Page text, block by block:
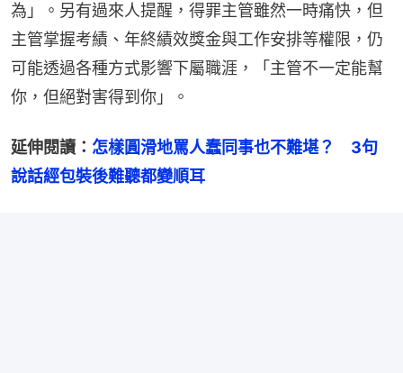
為」。另有過來人提醒，得罪主管雖然一時痛快，但
主管掌握考績、年終績效獎金與工作安排等權限，仍
可能透過各種方式影響下屬職涯，「主管不一定能幫
你，但絕對害得到你」。
延伸閱讀： 怎樣圓滑地罵人蠢同事也不難堪？　3句
說話經包裝後難聽都變順耳